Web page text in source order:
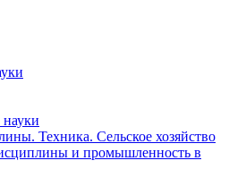
Техника. Сельское хозяйство
и промышленность в